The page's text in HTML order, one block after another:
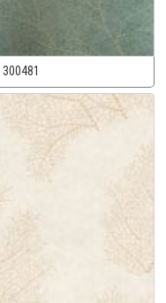
300481